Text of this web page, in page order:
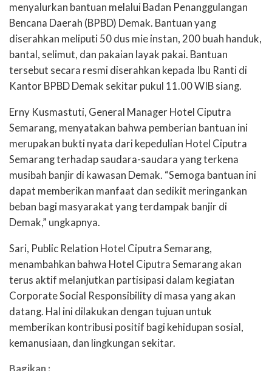
menyalurkan bantuan melalui Badan Penanggulangan
Bencana Daerah (BPBD) Demak. Bantuan yang
diserahkan meliputi 50 dus mie instan, 200 buah handuk,
bantal, selimut, dan pakaian layak pakai. Bantuan
tersebut secara resmi diserahkan kepada Ibu Ranti di
Kantor BPBD Demak sekitar pukul 11.00 WIB siang.
Erny Kusmastuti, General Manager Hotel Ciputra
Semarang, menyatakan bahwa pemberian bantuan ini
merupakan bukti nyata dari kepedulian Hotel Ciputra
Semarang terhadap saudara-saudara yang terkena
musibah banjir di kawasan Demak. “Semoga bantuan ini
dapat memberikan manfaat dan sedikit meringankan
beban bagi masyarakat yang terdampak banjir di
Demak,” ungkapnya.
Sari, Public Relation Hotel Ciputra Semarang,
menambahkan bahwa Hotel Ciputra Semarang akan
terus aktif melanjutkan partisipasi dalam kegiatan
Corporate Social Responsibility di masa yang akan
datang. Hal ini dilakukan dengan tujuan untuk
memberikan kontribusi positif bagi kehidupan sosial,
kemanusiaan, dan lingkungan sekitar.